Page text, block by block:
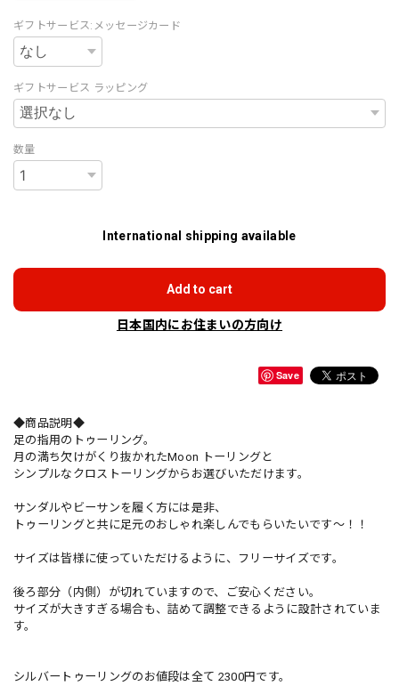
ギフトサービス:メッセージカード
ギフトサービス ラッピング
数量
International shipping available
Add to cart
日本国内にお住まいの方向け
Save
◆商品説明◆
足の指用のトゥーリング。
月の満ち欠けがくり抜かれたMoon トーリングと
シンプルなクロストーリングからお選びいただけます。
サンダルやビーサンを履く方には是非、
トゥーリングと共に足元のおしゃれ楽しんでもらいたいです〜！！
サイズは皆様に使っていただけるように、フリーサイズです。
後ろ部分（内側）が切れていますので、ご安心ください。
サイズが大きすぎる場合も、詰めて調整できるように設計されていま
す。
シルバートゥーリングのお値段は全て 2300円です。